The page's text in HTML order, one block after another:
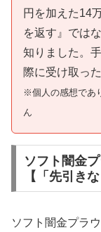
円を加えた14
を返す』では
知りました。
際に受け取っ
※個人の感想であ
ん
ソフト闇金
【「先引き
ソフト闇金プラ